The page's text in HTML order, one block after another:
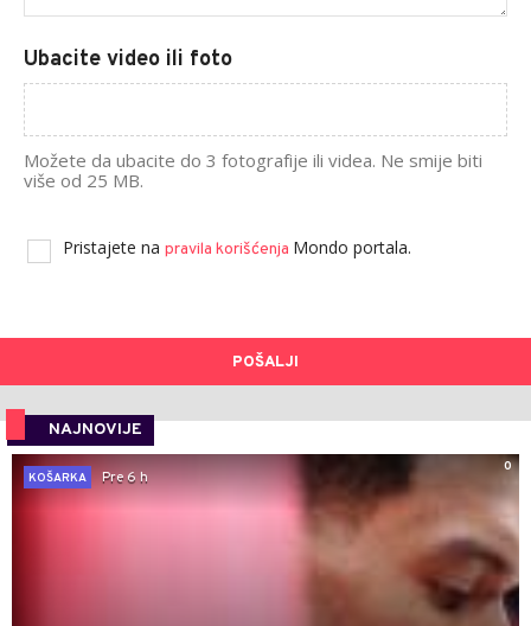
Ubacite video ili foto
Možete da ubacite do 3 fotografije ili videa. Ne smije biti
više od 25 MB.
Pristajete na pravila korišćenja Mondo portala.
POŠALJI
NAJNOVIJE
0
KOŠARKA
Pre 6 h